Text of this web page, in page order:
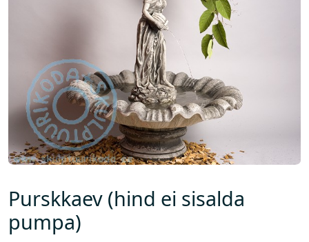
Purskkaev (hind ei sisalda
pumpa)